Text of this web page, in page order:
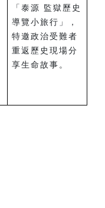
「泰源 監獄歷史
導覽小旅行」，
特邀政治受難者
重返歷史現場分
享生命故事。